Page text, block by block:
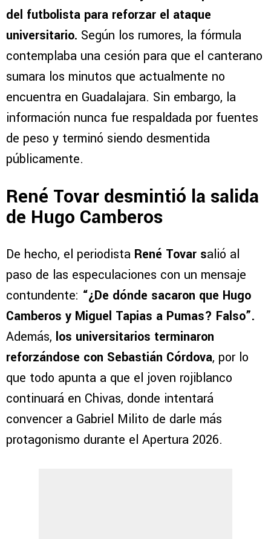
del futbolista para reforzar el ataque
universitario. Según los rumores, la fórmula
contemplaba una cesión para que el canterano
sumara los minutos que actualmente no
encuentra en Guadalajara. Sin embargo, la
información nunca fue respaldada por fuentes
de peso y terminó siendo desmentida
públicamente.
René Tovar desmintió la salida
de Hugo Camberos
De hecho, el periodista René Tovar salió al
paso de las especulaciones con un mensaje
contundente: “¿De dónde sacaron que Hugo
Camberos y Miguel Tapias a Pumas? Falso”.
Además, los universitarios terminaron
reforzándose con Sebastián Córdova, por lo
que todo apunta a que el joven rojiblanco
continuará en Chivas, donde intentará
convencer a Gabriel Milito de darle más
protagonismo durante el Apertura 2026.